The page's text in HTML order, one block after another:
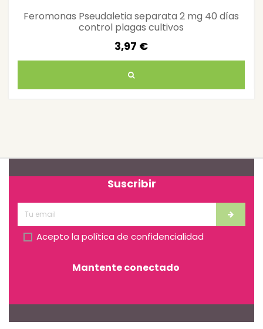
Feromonas Pseudaletia separata 2 mg 40 días
control plagas cultivos
3,97 €
Suscribir
Acepto la política de confidencialidad
Mantente conectado